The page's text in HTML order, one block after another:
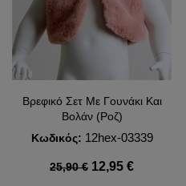
Βρεφικό Σετ Με Γουνάκι Και
Βολάν (Ροζ)
Κωδικός: 12hex-03339
25,90 € 12,95 €